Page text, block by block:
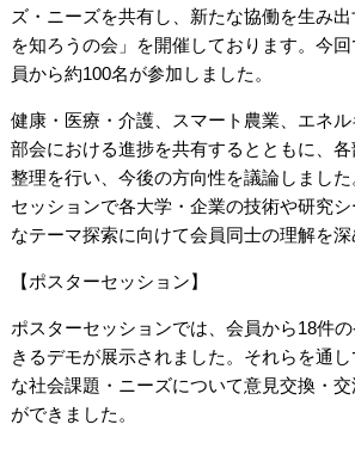
ズ・ニーズを共有し、新たな協働を生み
を知ろうの会」を開催しております。今
員から約100名が参加しました。
健康・医療・介護、スマート農業、エネ
部会における進捗を共有するとともに、
整理を行い、今後の方向性を議論しまし
セッションで各大学・企業の技術や研究
なテーマ探索に向けて会員同士の理解を深
【ポスターセッション】
ポスターセッションでは、会員から18件
きるデモが展示されました。それらを通
な社会課題・ニーズについて意見交換・
ができました。